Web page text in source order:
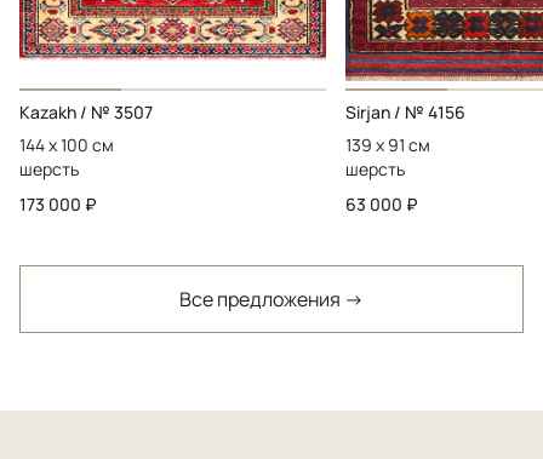
Kazakh / № 3507
144 x 100 см
шерсть
173 000 ₽
Sirjan / № 4156
139 x 91 см
шерсть
63 000 ₽
Все предложения →